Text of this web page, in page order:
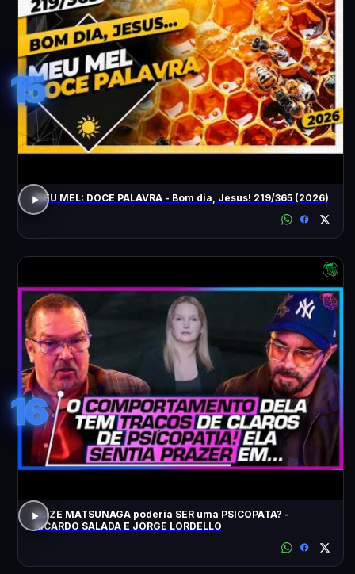
15
MEU MEL: DOCE PALAVRA - Bom dia, Jesus! 219/365 (2026)
16
ELIZE MATSUNAGA poderia SER uma PSICOPATA? -
RICARDO SALADA E JORGE LORDELLO